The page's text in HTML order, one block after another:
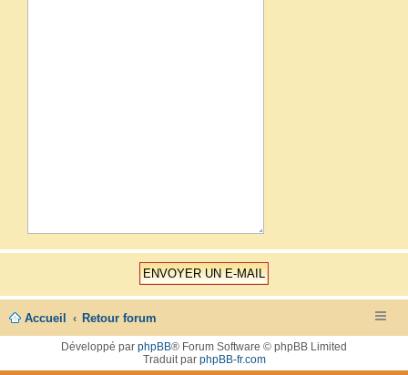
Accueil Retour forum
Développé par phpBB® Forum Software © phpBB Limited
Traduit par phpBB-fr.com